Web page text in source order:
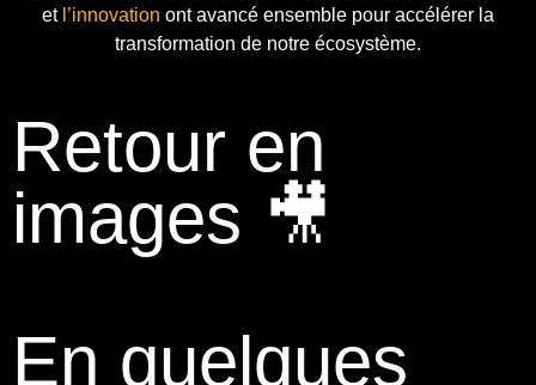
et l’innovation ont avancé ensemble pour accélérer la
transformation de notre écosystème.
Retour en
images 🎥
En quelques